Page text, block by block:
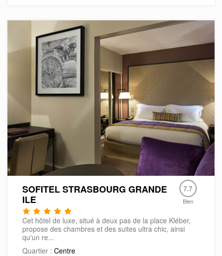
SOFITEL STRASBOURG GRANDE
ILE
7.7
Bien
Cet hôtel de luxe, situé à deux pas de la place Kléber,
propose des chambres et des suites ultra chic, ainsi
qu'un re...
Quartier : Centre